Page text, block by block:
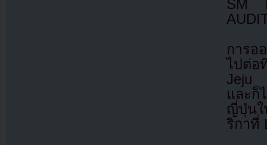
SM
การอ
ไปต่อ
Jeju
และก็
ญี่ปุ่นใ
ริกาที่